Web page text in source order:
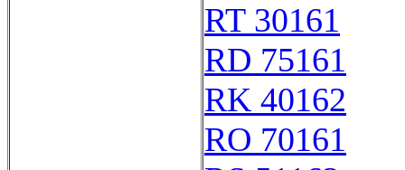
RT 30161
RD 75161
RK 40162
RO 70161